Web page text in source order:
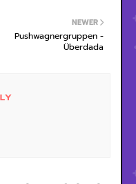
NEWER
Pushwagnergruppen -
Überdada